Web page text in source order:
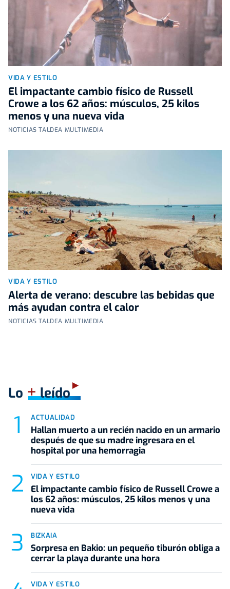
VIDA Y ESTILO
El impactante cambio físico de Russell
Crowe a los 62 años: músculos, 25 kilos
menos y una nueva vida
NOTICIAS TALDEA MULTIMEDIA
VIDA Y ESTILO
Alerta de verano: descubre las bebidas que
más ayudan contra el calor
NOTICIAS TALDEA MULTIMEDIA
Lo +leído
ACTUALIDAD
Hallan muerto a un recién nacido en un armario
después de que su madre ingresara en el
hospital por una hemorragia
VIDA Y ESTILO
El impactante cambio físico de Russell Crowe a
los 62 años: músculos, 25 kilos menos y una
nueva vida
BIZKAIA
Sorpresa en Bakio: un pequeño tiburón obliga a
cerrar la playa durante una hora
VIDA Y ESTILO